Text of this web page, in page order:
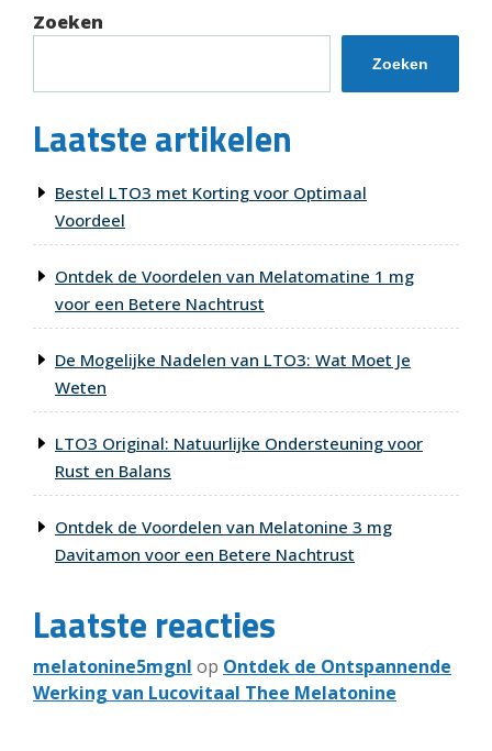
Zoeken
Zoeken
Laatste artikelen
Bestel LTO3 met Korting voor Optimaal
Voordeel
Ontdek de Voordelen van Melatomatine 1 mg
voor een Betere Nachtrust
De Mogelijke Nadelen van LTO3: Wat Moet Je
Weten
LTO3 Original: Natuurlijke Ondersteuning voor
Rust en Balans
Ontdek de Voordelen van Melatonine 3 mg
Davitamon voor een Betere Nachtrust
Laatste reacties
melatonine5mgnl op Ontdek de Ontspannende
Werking van Lucovitaal Thee Melatonine